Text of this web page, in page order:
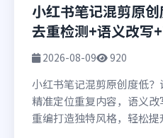
小红书笔记混剪原创
去重检测+语义改写
2026-08-09 920
小红书笔记混剪原创度低
精准定位重复内容，语义
重编打造独特风格，轻松提